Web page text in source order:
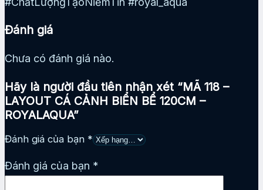
Đánh giá
Chưa có đánh giá nào.
Hãy là người đầu tiên nhận xét “MÃ 118 –
LAYOUT CÁ CẢNH BIỂN BỂ 120CM –
ROYALAQUA”
Đánh giá của bạn *
Đánh giá của bạn *